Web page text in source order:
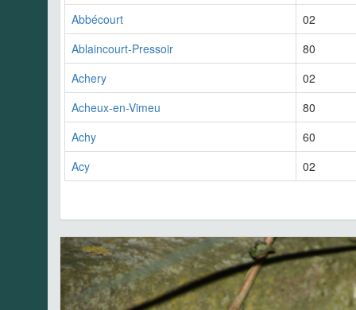
Abbécourt
02
Ablaincourt-Pressoir
80
Achery
02
Acheux-en-Vimeu
80
Achy
60
Acy
02